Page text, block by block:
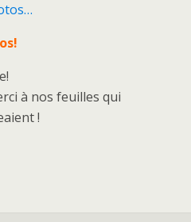
à nos feuilles qui
!